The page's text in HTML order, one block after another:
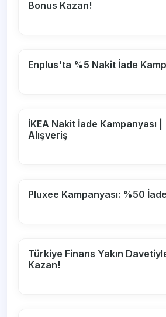
Bonus Kazan!
Enplus'ta %5 Nakit İade
İKEA Nakit İade Kampanyası
Alışveriş
Pluxee Kampanyası: %50 İade
Türkiye Finans Yakın
Kazan!